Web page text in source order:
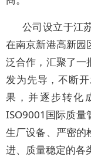
公司设立于江
在南京新港高新园
泛合作，汇聚了一
发为先导，不断
果，并逐步转化
ISO9001国际质量
生厂设备、严密的
进、质量稳定的各